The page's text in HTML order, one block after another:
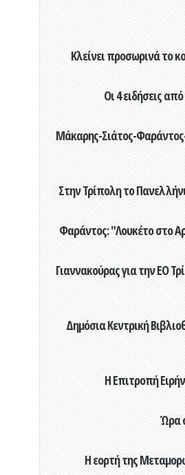
Κλείνει προσωρινά το
Οι 4 ειδήσεις
Μάκαρης-Σιάτος-
Στην Τρίπολη το
Φαράντος: "Λουκέτο στο
Γιαννακούρας για την EO
Δημόσια Κεντρική
Η Επιτροπή
Ώρα
Η εορτή της